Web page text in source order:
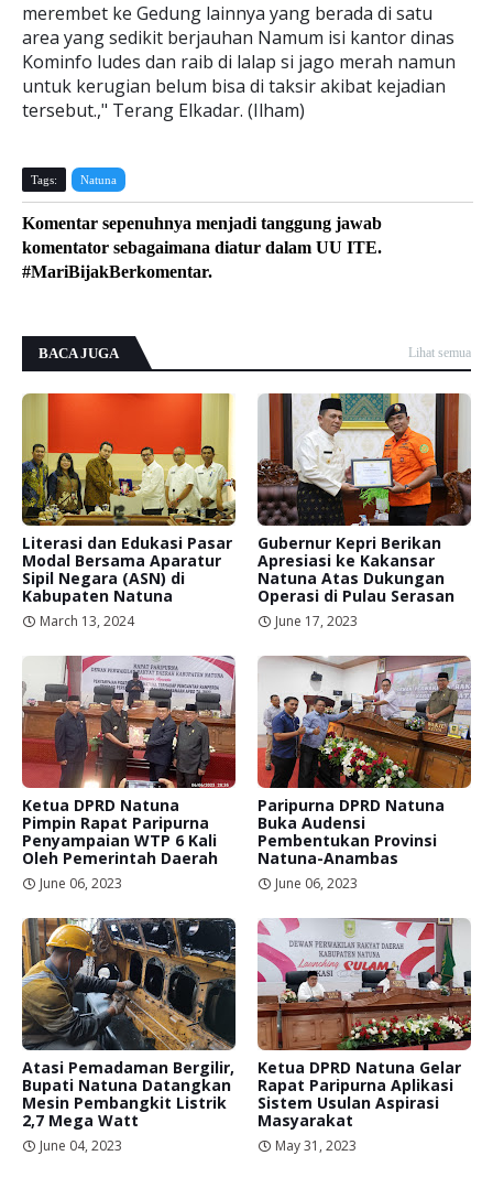
merembet ke Gedung lainnya yang berada di satu
area yang sedikit berjauhan Namum isi kantor dinas
Kominfo ludes dan raib di lalap si jago merah namun
untuk kerugian belum bisa di taksir akibat kejadian
tersebut.," Terang Elkadar. (Ilham)
Tags: Natuna
Komentar sepenuhnya menjadi tanggung jawab
komentator sebagaimana diatur dalam UU ITE.
#MariBijakBerkomentar.
BACA JUGA Lihat semua
Literasi dan Edukasi Pasar
Modal Bersama Aparatur
Sipil Negara (ASN) di
Kabupaten Natuna
March 13, 2024
Gubernur Kepri Berikan
Apresiasi ke Kakansar
Natuna Atas Dukungan
Operasi di Pulau Serasan
June 17, 2023
Ketua DPRD Natuna
Pimpin Rapat Paripurna
Penyampaian WTP 6 Kali
Oleh Pemerintah Daerah
June 06, 2023
Paripurna DPRD Natuna
Buka Audensi
Pembentukan Provinsi
Natuna-Anambas
June 06, 2023
Atasi Pemadaman Bergilir,
Bupati Natuna Datangkan
Mesin Pembangkit Listrik
2,7 Mega Watt
June 04, 2023
Ketua DPRD Natuna Gelar
Rapat Paripurna Aplikasi
Sistem Usulan Aspirasi
Masyarakat
May 31, 2023